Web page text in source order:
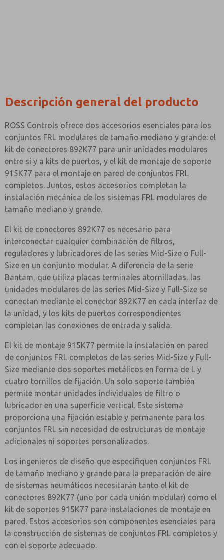
Descripción general del producto
ROSS Controls ofrece dos accesorios esenciales para los
conjuntos FRL modulares de tamaño mediano y grande: el
kit de conectores 892K77 para unir unidades modulares
entre sí y a kits de puertos, y el kit de montaje de soporte
915K77 para el montaje en pared de conjuntos FRL
completos. Juntos, estos accesorios completan la
instalación mecánica de los sistemas FRL modulares de
tamaño mediano y grande.
El kit de conectores 892K77 es necesario para
interconectar cualquier combinación de filtros,
reguladores y lubricadores de las series Mid-Size o Full-
Size en un conjunto modular. A diferencia de la serie
Bantam, que utiliza placas terminales atornilladas, las
unidades modulares de las series Mid-Size y Full-Size se
conectan mediante el conector 892K77 en cada interfaz de
la unidad, y los kits de puertos correspondientes
completan las conexiones de entrada y salida.
El kit de montaje 915K77 permite la instalación en pared
de conjuntos FRL completos de las series Mid-Size y Full-
Size mediante dos soportes metálicos en forma de L y
cuatro tornillos de fijación. Un solo soporte también
permite montar unidades individuales de filtro o
lubricador en una superficie vertical. Este sistema
proporciona una fijación estable y permanente para los
conjuntos FRL sin necesidad de estructuras de montaje
adicionales ni soportes personalizados.
Los ingenieros de diseño que especifiquen conjuntos FRL
de tamaño mediano y grande para la preparación de aire
de sistemas neumáticos necesitarán tanto el kit de
conectores 892K77 (uno por cada unión modular) como el
kit de soportes 915K77 para instalaciones de montaje en
pared. Estos accesorios son componentes esenciales para
la construcción de sistemas de conjuntos FRL completos y
con el soporte adecuado.
se recopilarán y almacenarán electrónicamente. Mis
únicamente con fines estrictamente destinados a